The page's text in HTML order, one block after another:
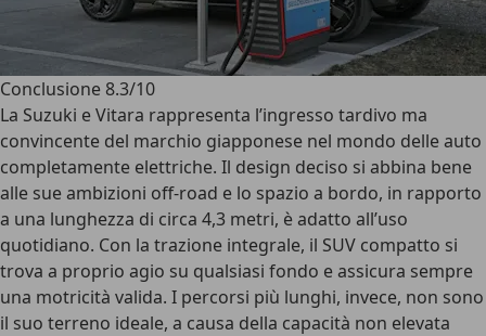
Conclusione 8.3/10
La Suzuki e Vitara rappresenta l’ingresso tardivo ma
convincente del marchio giapponese nel mondo delle auto
completamente elettriche. Il design deciso si abbina bene
alle sue ambizioni off-road e lo spazio a bordo, in rapporto
a una lunghezza di circa 4,3 metri, è adatto all’uso
quotidiano. Con la trazione integrale, il SUV compatto si
trova a proprio agio su qualsiasi fondo e assicura sempre
una motricità valida. I percorsi più lunghi, invece, non sono
il suo terreno ideale, a causa della capacità non elevata